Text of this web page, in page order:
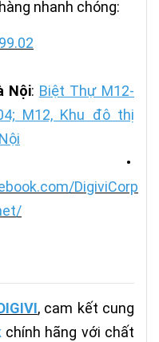
nhanh chóng:
Nội: Biệt Thự M12-
M12, Khu đô thị
DigiviCorp
, cam kết cung
chính hãng với chất